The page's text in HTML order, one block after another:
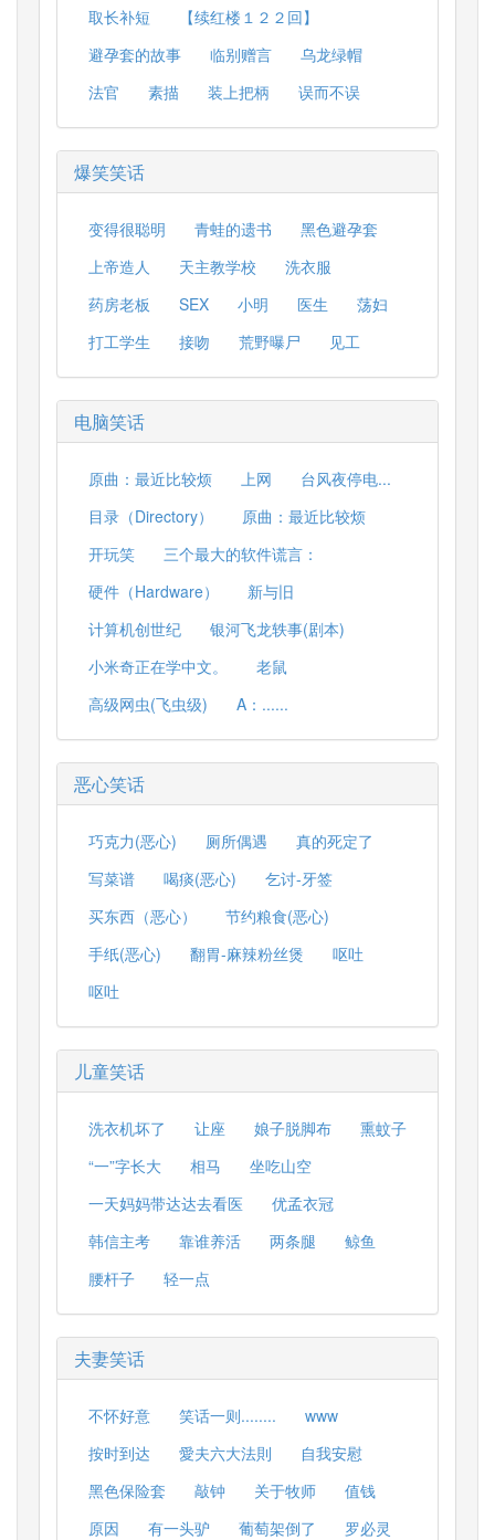
取长补短
【续红楼１２２回】
避孕套的故事
临别赠言
乌龙绿帽
法官
素描 装上把柄 误而不误
爆笑笑话
变得很聪明 青蛙的遗书
黑色避孕套
上帝造人
天主教学校
洗衣服
药房老板
SEX 小明 医生
荡妇
打工学生
接吻 荒野曝尸 见工
电脑笑话
原曲：最近比较烦 上网
台风夜停电...
目录（Directory）
原曲：最近比较烦
开玩笑
三个最大的软件谎言：
硬件（Hardware）
新与旧
计算机创世纪
银河飞龙轶事(剧本)
小米奇正在学中文。
老鼠
高级网虫(飞虫级)
A：......
恶心笑话
巧克力(恶心) 厕所偶遇
真的死定了
写菜谱
喝痰(恶心)
乞讨-牙签
买东西（恶心）
节约粮食(恶心)
手纸(恶心)
翻胃-麻辣粉丝煲
呕吐
呕吐
儿童笑话
洗衣机坏了 让座 娘子脱脚布
熏蚊子
“一”字长大
相马
坐吃山空
一天妈妈带达达去看医
优孟衣冠
韩信主考
靠谁养活 两条腿
鲸鱼
腰杆子
轻一点
夫妻笑话
不怀好意 笑话一则........
www
按时到达
愛夫六大法則
自我安慰
黑色保险套
敲钟 关于牧师
值钱
原因
有一头驴 葡萄架倒了 罗必灵